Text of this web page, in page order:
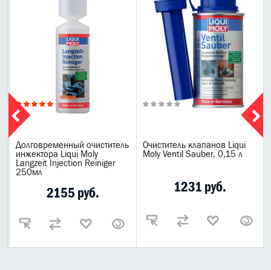
Долговременный очиститель
инжектора Liqui Moly
Langzeit Injection Reiniger
250мл
2155 руб.
Очиститель клапанов Liqui
Moly Ventil Sauber, 0,15 л
1231 руб.